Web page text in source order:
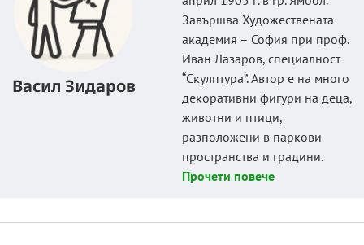
Васил Зидаров
Завършва Художествената
академия – София при проф.
Иван Лазаров, специалност
“Скулптура”. Автор е на много
декоративни фигури на деца,
животни и птици,
разположени в паркови
пространства и градини.
Прочети повече